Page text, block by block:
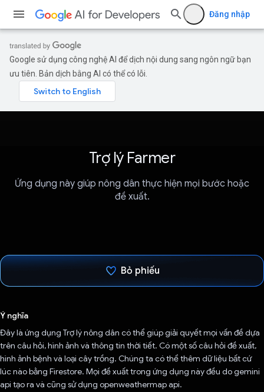
Đăng nhập
Google sử dụng công nghệ AI để dịch nội dung sang ngôn ngữ bạn
ưu tiên. Bản dịch bằng AI có thể có lỗi.
Trợ lý Farmer
Ứng dụng này giúp nông dân thực hiện mọi bước hoặc
đề xuất.
Bỏ phiếu
Ý nghĩa
Đây là ứng dụng Trợ lý nông dân có thể giúp giải quyết mọi vấn đề dựa
trên câu hỏi, hình ảnh và thông tin thời tiết. Có một số câu hỏi đề xuất,
hình ảnh bệnh và loại cây trồng. Chúng ta có thể thêm dữ liệu bất cứ
lúc nào bằng Firestore. Mọi đề xuất trong ứng dụng này đều do gemini
api tạo ra và cũng sử dụng openweathermap api.